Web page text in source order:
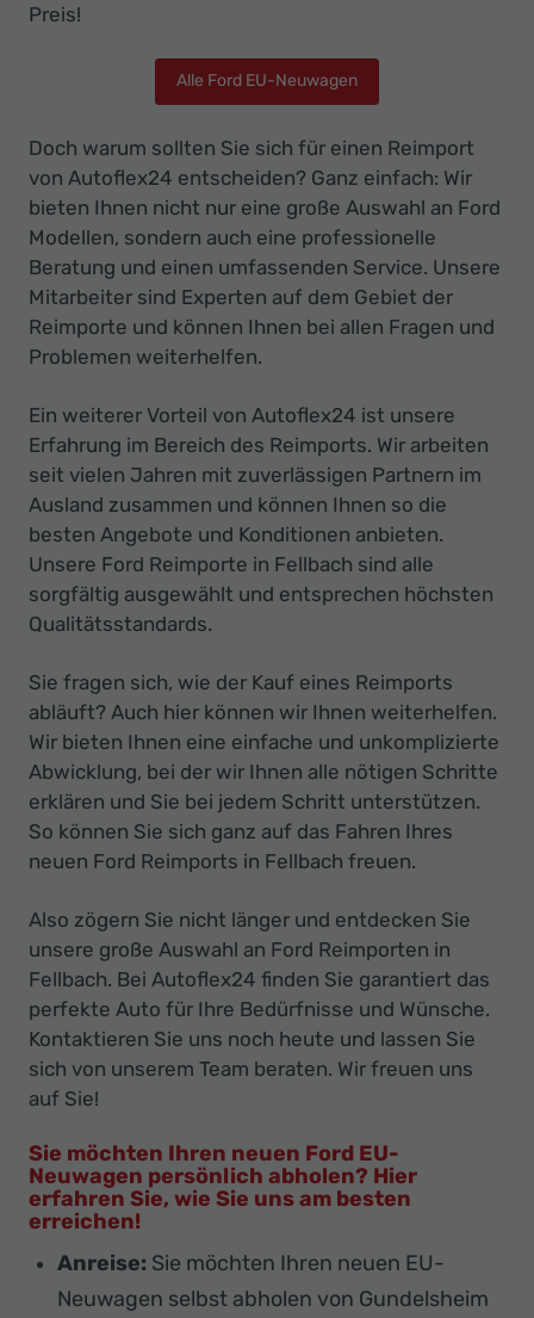
Preis!
Alle Ford EU-Neuwagen
Doch warum sollten Sie sich für einen Reimport
von Autoflex24 entscheiden? Ganz einfach: Wir
bieten Ihnen nicht nur eine große Auswahl an Ford
Modellen, sondern auch eine professionelle
Beratung und einen umfassenden Service. Unsere
Mitarbeiter sind Experten auf dem Gebiet der
Reimporte und können Ihnen bei allen Fragen und
Problemen weiterhelfen.
Ein weiterer Vorteil von Autoflex24 ist unsere
Erfahrung im Bereich des Reimports. Wir arbeiten
seit vielen Jahren mit zuverlässigen Partnern im
Ausland zusammen und können Ihnen so die
besten Angebote und Konditionen anbieten.
Unsere Ford Reimporte in Fellbach sind alle
sorgfältig ausgewählt und entsprechen höchsten
Qualitätsstandards.
Sie fragen sich, wie der Kauf eines Reimports
abläuft? Auch hier können wir Ihnen weiterhelfen.
Wir bieten Ihnen eine einfache und unkomplizierte
Abwicklung, bei der wir Ihnen alle nötigen Schritte
erklären und Sie bei jedem Schritt unterstützen.
So können Sie sich ganz auf das Fahren Ihres
neuen Ford Reimports in Fellbach freuen.
Also zögern Sie nicht länger und entdecken Sie
unsere große Auswahl an Ford Reimporten in
Fellbach. Bei Autoflex24 finden Sie garantiert das
perfekte Auto für Ihre Bedürfnisse und Wünsche.
Kontaktieren Sie uns noch heute und lassen Sie
sich von unserem Team beraten. Wir freuen uns
auf Sie!
Sie möchten Ihren neuen Ford EU-
Neuwagen persönlich abholen? Hier
erfahren Sie, wie Sie uns am besten
erreichen!
Anreise: Sie möchten Ihren neuen EU-
Neuwagen selbst abholen von Gundelsheim